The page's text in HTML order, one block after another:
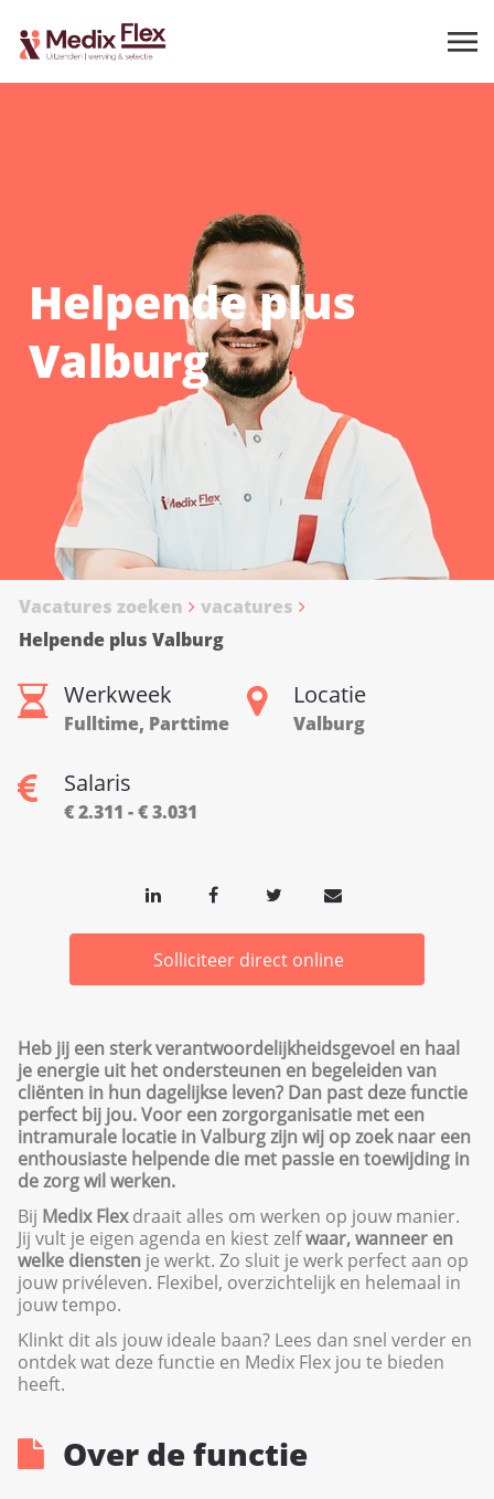
Helpende plus
Valburg
Vacatures zoeken
vacatures
Helpende plus Valburg
Werkweek
Fulltime, Parttime
Locatie
Valburg
Salaris
€ 2.311 - € 3.031
Solliciteer direct online
Heb jij een sterk verantwoordelijkheidsgevoel en haal
je energie uit het ondersteunen en begeleiden van
cliënten in hun dagelijkse leven? Dan past deze functie
perfect bij jou. Voor een zorgorganisatie met een
intramurale locatie in Valburg zijn wij op zoek naar een
enthousiaste helpende die met passie en toewijding in
de zorg wil werken.
Bij Medix Flex draait alles om werken op jouw manier.
Jij vult je eigen agenda en kiest zelfwaar, wanneer en
welke diensten je werkt. Zo sluit je werk perfect aan op
jouw privéleven. Flexibel, overzichtelijk en helemaal in
jouw tempo.
Klinkt dit als jouw ideale baan? Lees dan snel verder en
ontdek wat deze functie en Medix Flex jou te bieden
heeft.
Over de functie